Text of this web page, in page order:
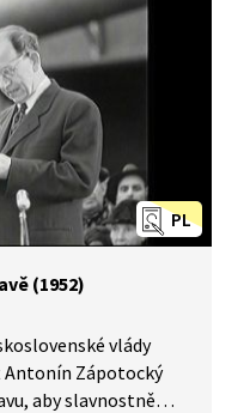
PL
(1952)
vlády
Zápotocký
aby slavnostně